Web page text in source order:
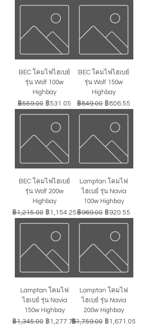
BEC โคมไฟไฮเบย์
รุ่น Wolf 100w
Highbay
ราคาปกติ
฿559.00 ราคาขายลด
฿531.05
BEC โคมไฟไฮเบย์
รุ่น Wolf 150w
Highbay
ราคาปกติ
฿849.00 ราคาขายลด
฿806.55
BEC โคมไฟไฮเบย์
รุ่น Wolf 200w
Highbay
ราคาปกติ
฿1,215.00 ราคาขายลด
฿1,154.25
Lamptan โคมไฟ
ไฮเบย์ รุ่น Navia
100w Highbay
ราคาปกติ
฿969.00 ราคาขายลด
฿920.55
Lamptan โคมไฟ
ไฮเบย์ รุ่น Navia
150w Highbay
ราคาปกติ
฿1,345.00 ราคาขายลด
฿1,277.75
Lamptan โคมไฟ
ไฮเบย์ รุ่น Navia
200w Highbay
ราคาปกติ
฿1,759.00 ราคาขายลด
฿1,671.05